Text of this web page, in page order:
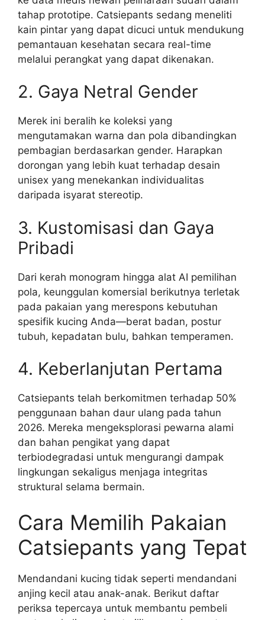
tahap prototipe. Catsiepants sedang meneliti
kain pintar yang dapat dicuci untuk mendukung
pemantauan kesehatan secara real-time
melalui perangkat yang dapat dikenakan.
2. Gaya Netral Gender
Merek ini beralih ke koleksi yang
mengutamakan warna dan pola dibandingkan
pembagian berdasarkan gender. Harapkan
dorongan yang lebih kuat terhadap desain
unisex yang menekankan individualitas
daripada isyarat stereotip.
3. Kustomisasi dan Gaya
Pribadi
Dari kerah monogram hingga alat AI pemilihan
pola, keunggulan komersial berikutnya terletak
pada pakaian yang merespons kebutuhan
spesifik kucing Anda—berat badan, postur
tubuh, kepadatan bulu, bahkan temperamen.
4. Keberlanjutan Pertama
Catsiepants telah berkomitmen terhadap 50%
penggunaan bahan daur ulang pada tahun
2026. Mereka mengeksplorasi pewarna alami
dan bahan pengikat yang dapat
terbiodegradasi untuk mengurangi dampak
lingkungan sekaligus menjaga integritas
struktural selama bermain.
Cara Memilih Pakaian
Catsiepants yang Tepat
Mendandani kucing tidak seperti mendandani
anjing kecil atau anak-anak. Berikut daftar
periksa tepercaya untuk membantu pembeli